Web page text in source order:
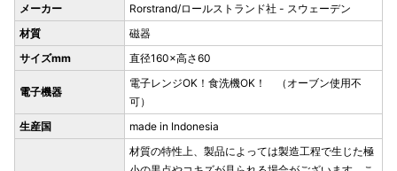
メーカー
Rorstrand/ロールストランド社 - スウェーデン
材質
磁器
サイズmm
直径160×高さ60
電子機器
電子レンジOK！食洗機OK！ （オーブン使用不
可）
生産国
made in Indonesia
材質の特性上、製品によっては製造工程で生じた極